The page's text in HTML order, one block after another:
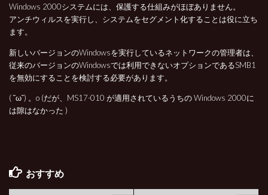
Windows 2000システムには、保護する仕組みがほぼありません。
アンチウィルスを実行し、システムをセグメント化することは役に立ち
ます。
新しいバージョンのWindowsを実行しているネットワークの管理者は、
従来のバージョンのWindowsでは利用できないオプションであるSMB1
を無効にすることを検討する必要があります。
( ˘ω˘) 。o (だが、MS17-010 が適用されているうちの Windows 2000に
は隙はなかった )
おすすめ